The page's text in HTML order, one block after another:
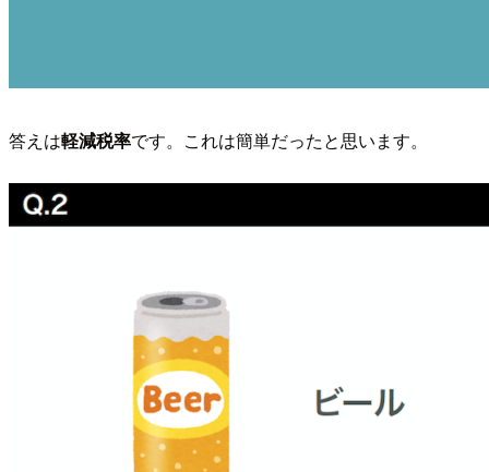
答えは軽減税率です。これは簡単だったと思います。